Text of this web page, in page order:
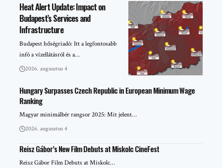
Heat Alert Update: Impact on
Budapest’s Services and
Infrastructure
Budapest hőségriadó: Itt a legfontosabb
infó a vízellátásról és a…
2026. augusztus 4
Hungary Surpasses Czech Republic in European Minimum Wage
Ranking
Magyar minimálbér rangsor 2025: Mit jelent…
2026. augusztus 4
Reisz Gábor’s New Film Debuts at Miskolc CineFest
Reisz Gábor Film Debuts at Miskolc…